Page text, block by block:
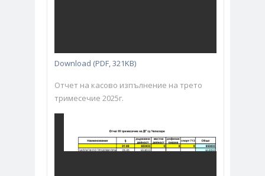
Download (PDF, 321KB)
Отчет на касово изпълнение на трето
тримесечие 2025г.